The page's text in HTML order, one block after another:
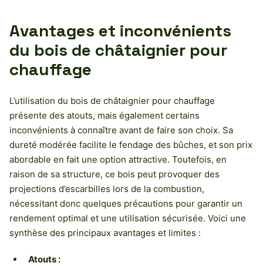
Avantages et inconvénients
du bois de châtaignier pour
chauffage
L’utilisation du bois de châtaignier pour chauffage
présente des atouts, mais également certains
inconvénients à connaître avant de faire son choix. Sa
dureté modérée facilite le fendage des bûches, et son prix
abordable en fait une option attractive. Toutefois, en
raison de sa structure, ce bois peut provoquer des
projections d’escarbilles lors de la combustion,
nécessitant donc quelques précautions pour garantir un
rendement optimal et une utilisation sécurisée. Voici une
synthèse des principaux avantages et limites :
Atouts :